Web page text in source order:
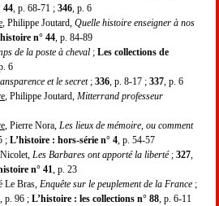
44 , p. 68-71 ; 346 , p. 6
, Philippe Joutard, Quelle histoire enseigner à nos
n° 44 , p. 84-89
de la poste à cheval ; Les collections de
p. 6
et le secret; 336 , p. 8-17 ; 337 , p. 6
, Philippe Joutard, Mitterrand professeur
, Pierre Nora, Les lieux de mémoire, ou comment
; L’histoire : hors-série n° 4 , p. 54-57
Les Barbares ont apporté la liberté; 327
n° 41 , p. 23
Le Bras, Enquête sur le peuplement de la France ;
, p. 96 ; L’histoire : les collections n° 88 , p. 6-11